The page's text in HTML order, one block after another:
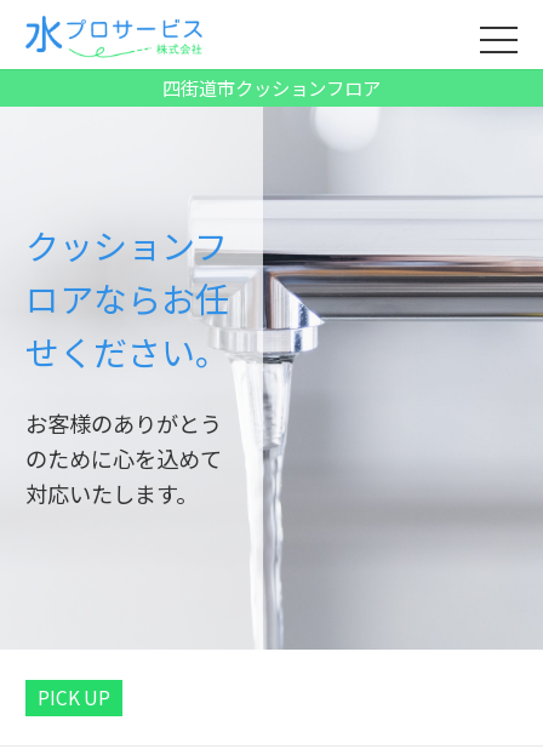
四街道市クッションフロア
クッションフ
ロアならお任
せください。
お客様のありがとう
のために心を込めて
対応いたします。
PICK UP